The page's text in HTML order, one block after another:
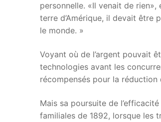
personnelle. «Il venait de
terre d’Amérique, il devait être
le monde. »
Voyant où de l’argent pouvait
technologies avant les
récompensés pour la
Mais sa poursuite de
familiales de 1892, lorsque les